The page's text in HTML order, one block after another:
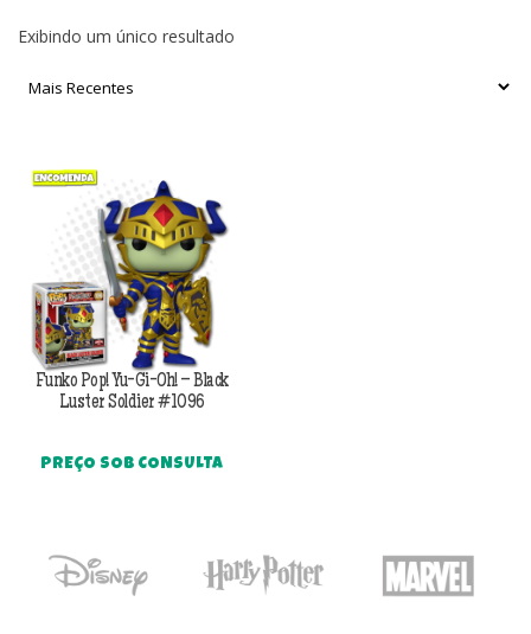
Exibindo um único resultado
Funko Pop! Yu-Gi-Oh! – Black
Luster Soldier #1096
PREÇO SOB CONSULTA